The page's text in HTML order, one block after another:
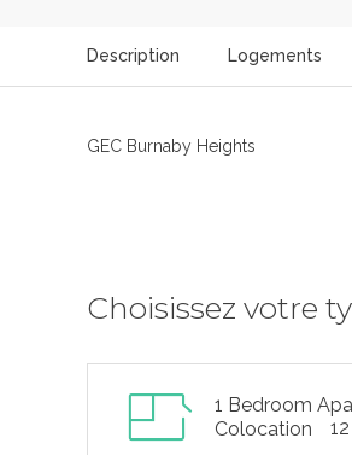
Description Logements
GEC Burnaby Heights
Choisissez votre
1 Bedroom
Colocation